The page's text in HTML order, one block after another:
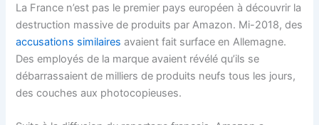
La France n’est pas le premier pays européen à découvrir la
destruction massive de produits par Amazon. Mi-2018, des
accusations similaires avaient fait surface en Allemagne.
Des employés de la marque avaient révélé qu’ils se
débarrassaient de milliers de produits neufs tous les jours,
des couches aux photocopieuses.